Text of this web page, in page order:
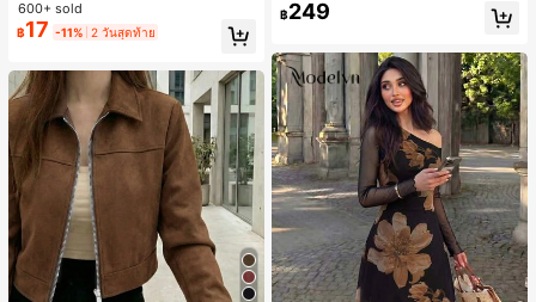
ชิ้น และฟองน้ำแต่งหน้ารูปสามเหลี่ยม
1 ชิ้น - ชุดคลาสสิก ทำจากขนสังเคราะ
ห์นุ่มและเป็นมิตรต่อผิว เหมาะสำหรับผู้
หญิงและเด็กผู้หญิง เหมาะสำหรับฤดูใบ
ไม้ร่วงและฤดูหนาว
600+ sold
฿17 -11% 2 วันสุดท้าย
สุ่ม)
฿249